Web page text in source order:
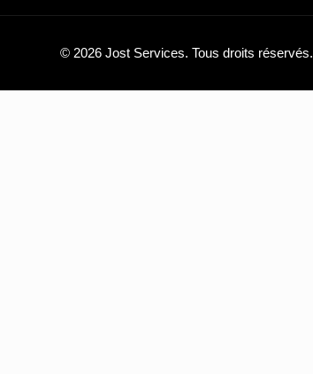
© 2026 Jost Services. Tous droits réservés.